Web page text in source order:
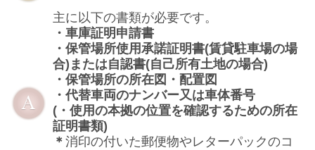
主に以下の書類が必要です。
・車庫証明申請書
・保管場所使用承諾証明書(賃貸駐車場の場
合)または自認書(自己所有土地の場合)
・保管場所の所在図・配置図
・代替車両のナンバー又は車体番号
(・使用の本拠の位置を確認するための所在
証明書類)
＊ 消印の付いた郵便物やレターパックのコ